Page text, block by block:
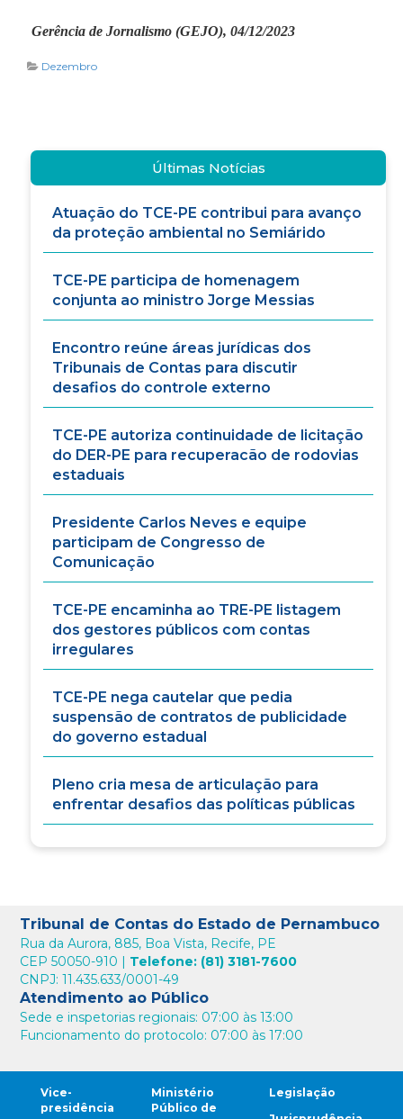
Gerência de Jornalismo (GEJO), 04/12/2023
Dezembro
Últimas Notícias
Atuação do TCE-PE contribui para avanço
da proteção ambiental no Semiárido
TCE-PE participa de homenagem
conjunta ao ministro Jorge Messias
Encontro reúne áreas jurídicas dos
Tribunais de Contas para discutir
desafios do controle externo
TCE-PE autoriza continuidade de licitação
do DER-PE para recuperacão de rodovias
estaduais
Presidente Carlos Neves e equipe
participam de Congresso de
Comunicação
TCE-PE encaminha ao TRE-PE listagem
dos gestores públicos com contas
irregulares
TCE-PE nega cautelar que pedia
suspensão de contratos de publicidade
do governo estadual
Pleno cria mesa de articulação para
enfrentar desafios das políticas públicas
Tribunal de Contas do Estado de Pernambuco
Rua da Aurora, 885, Boa Vista, Recife, PE
CEP 50050-910 | Telefone: (81) 3181-7600
CNPJ: 11.435.633/0001-49
Atendimento ao Público
Sede e inspetorias regionais: 07:00 às 13:00
Funcionamento do protocolo: 07:00 às 17:00
Vice-
presidência
Ministério
Público de
Legislação